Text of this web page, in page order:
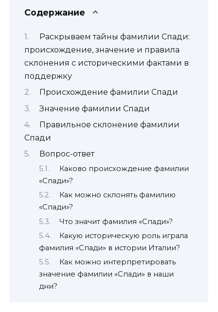
Содержание
Раскрываем тайны фамилии Спади:
происхождение, значение и правила
склонения с историческими фактами в
поддержку
Происхождение фамилии Спади
Значение фамилии Спади
Правильное склонение фамилии
Спади
Вопрос-ответ
Каково происхождение фамилии
«Спади»?
Как можно склонять фамилию
«Спади»?
Что значит фамилия «Спади»?
Какую историческую роль играла
фамилия «Спади» в истории Италии?
Как можно интерпретировать
значение фамилии «Спади» в наши
дни?